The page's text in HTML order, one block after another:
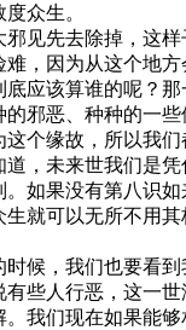
众生。
先去除掉，这样
，因为从这个地
应该算谁的呢？
邪恶、种种的一
个缘故，所以我
未来世我们是凭
如果没有第八识
就可以无所不用
，我们也要看到
些人行恶，这一
我们现在如果能